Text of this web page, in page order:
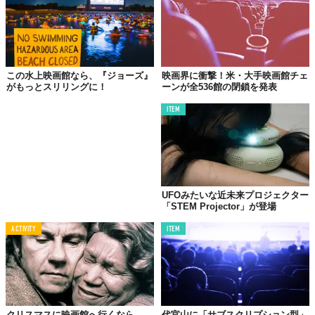
この水上映画館なら、『ジョーズ』
がもっとスリリングに！
映画界に衝撃！米・大手映画館チェ
ーンが全536館の閉鎖を発表
ITEM
UFOみたいな近未来プロジェクター
「STEM Projector」が登場
ACTIVITY ITEM